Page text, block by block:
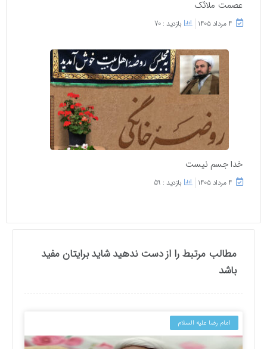
عصمت ملائک
۴ مرداد ۱۴۰۵ بازدید : 70
خدا جسم نیست
۴ مرداد ۱۴۰۵ بازدید : 59
مطالب مرتبط را از دست ندهید شاید برایتان مفید
باشد
امام رضا علیه السلام